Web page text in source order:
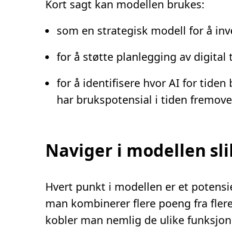
Kort sagt kan modellen brukes:
som en strategisk modell for å
for å støtte planlegging av digital
for å identifisere hvor AI for
har brukspotensial i tiden
Naviger i modellen
Hvert punkt i modellen er et
man kombinerer flere poeng fra
kobler man nemlig de ulike